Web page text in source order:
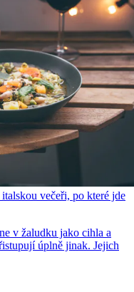
večeři, po které jde
v žaludku jako cihla a
úplně jinak. Jejich